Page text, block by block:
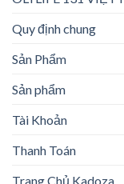
Quy định chung
Sản Phẩm
Sản phẩm
Tài Khoản
Thanh Toán
Trang Chủ Kadoza